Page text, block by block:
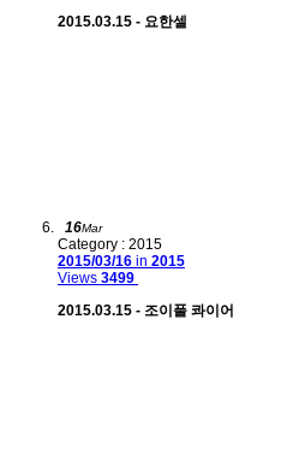
2015.03.15 - 요한셀
16Mar
Category : 2015
2015/03/16 in 2015
Views 3499
2015.03.15 - 조이풀 콰이어